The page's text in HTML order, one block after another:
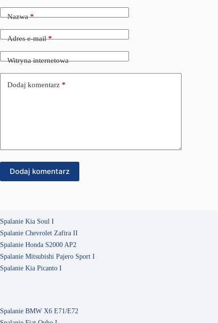
Nazwa*
Adres e-mail*
Witryna internetowa
Dodaj komentarz *
Dodaj komentarz
Spalanie Kia Soul I
Spalanie Chevrolet Zafira II
Spalanie Honda S2000 AP2
Spalanie Mitsubishi Pajero Sport I
Spalanie Kia Picanto I
Spalanie BMW X6 E71/E72